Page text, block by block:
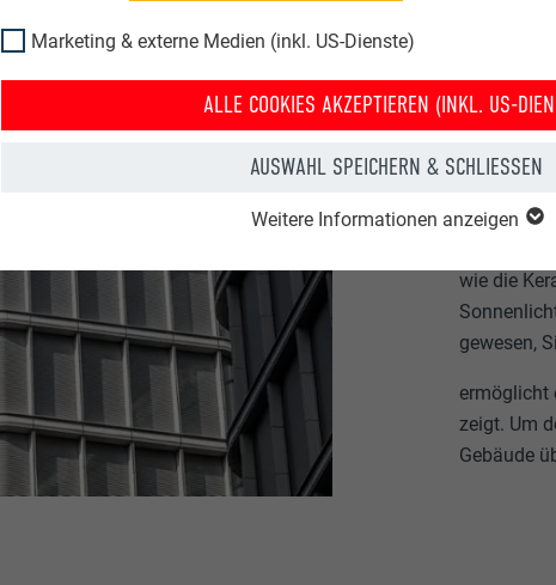
Marketing & externe Medien (inkl. US-Dienste)
ALLE COOKIES AKZEPTIEREN (INKL. US-
AUSWAHL SPEICHERN & SCHLIESSEN
Weitere Informationen anzeigen
Den
steht für
geben den
wie die
gewesen,
ermöglicht
zeigt. Um
Gebäude